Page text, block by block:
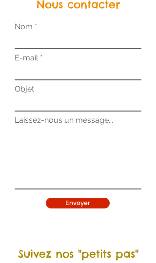
Nous contacter
Nom
E-mail
Objet
Laissez-nous un message...
Envoyer
Suivez nos "petits pas"